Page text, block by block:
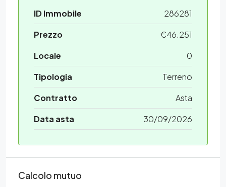
ID Immobile
286281
Prezzo
€46.251
Locale
0
Tipologia
Terreno
Contratto
Asta
Data asta
30/09/2026
Calcolo mutuo